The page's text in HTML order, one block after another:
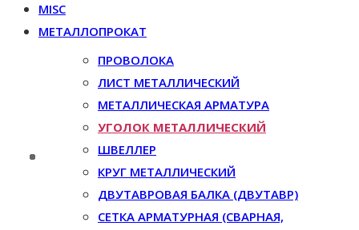
MISC
МЕТАЛЛОПРОКАТ
ПРОВОЛОКА
ЛИСТ МЕТАЛЛИЧЕСКИЙ
МЕТАЛЛИЧЕСКАЯ АРМАТУРА
УГОЛОК МЕТАЛЛИЧЕСКИЙ
ШВЕЛЛЕР
КРУГ МЕТАЛЛИЧЕСКИЙ
ДВУТАВРОВАЯ БАЛКА (ДВУТАВР)
СЕТКА АРМАТУРНАЯ (СВАРНАЯ,